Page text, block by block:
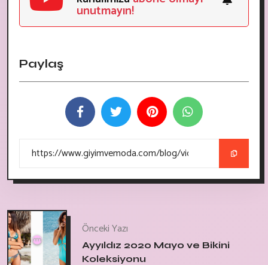
unutmayın!
Paylaş
Önceki Yazı
Ayyıldız 2020 Mayo ve Bikini
Koleksiyonu